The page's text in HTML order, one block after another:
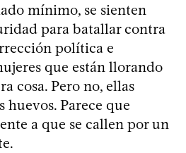
mínimo, se sienten
para batallar contra
política e
que están llorando
cosa. Pero no, ellas
huevos. Parece que
a que se callen por un